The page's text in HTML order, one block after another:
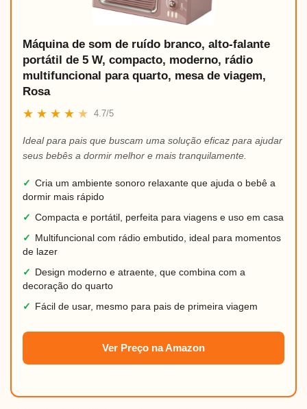
Máquina de som de ruído branco, alto-falante
portátil de 5 W, compacto, moderno, rádio
multifuncional para quarto, mesa de viagem,
Rosa
★ ★ ★ ★ ★ 4.7/5
Ideal para pais que buscam uma solução eficaz para ajudar
seus bebês a dormir melhor e mais tranquilamente.
✓ Cria um ambiente sonoro relaxante que ajuda o bebê a
dormir mais rápido
✓ Compacta e portátil, perfeita para viagens e uso em casa
✓ Multifuncional com rádio embutido, ideal para momentos
de lazer
✓ Design moderno e atraente, que combina com a
decoração do quarto
✓ Fácil de usar, mesmo para pais de primeira viagem
Ver Preço na Amazon